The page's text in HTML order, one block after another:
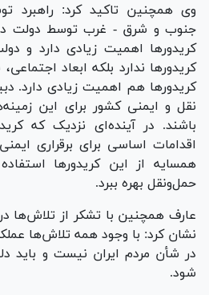
وی همچنین تاکید کرد: راهبرد
جنوب و شرق - غرب توسط دولت
کریدور‌ها اهمیت زیادی دارد و
کریدور‌ها ندارد بلکه ابعاد
کریدور‌ها هم اهمیت زیادی دارد.
نقل و ایمنی کشور برای این
باشند. در آینده‌ای نزدیک که
اقدامات اساسی برای برقراری
همسایه از این کریدور‌ها
حمل‌ونقل بهره ببرد.
عارف همچنین با تشکر از تلاش‌ها در
نشان کرد: با وجود همه تلاش‌ها
در شأن مردم ایران نیست و باید
شود.